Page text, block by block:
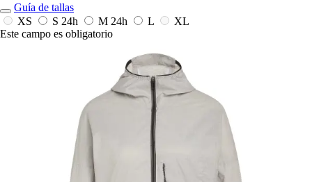
Guía de tallas
XS
S 24h M 24h L
XL
Este campo es obligatorio